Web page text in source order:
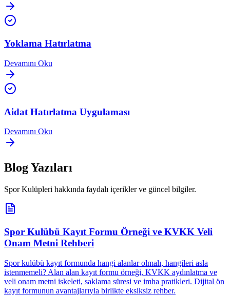
Yoklama Hatırlatma
Devamını Oku
Aidat Hatırlatma Uygulaması
Devamını Oku
Blog Yazıları
Spor Kulüpleri hakkında faydalı içerikler ve güncel bilgiler.
Spor Kulübü Kayıt Formu Örneği ve KVKK Veli
Onam Metni Rehberi
Spor kulübü kayıt formunda hangi alanlar olmalı, hangileri asla
istenmemeli? Alan alan kayıt formu örneği, KVKK aydınlatma ve
veli onam metni iskeleti, saklama süresi ve imha pratikleri. Dijital ön
kayıt formunun avantajlarıyla birlikte eksiksiz rehber.